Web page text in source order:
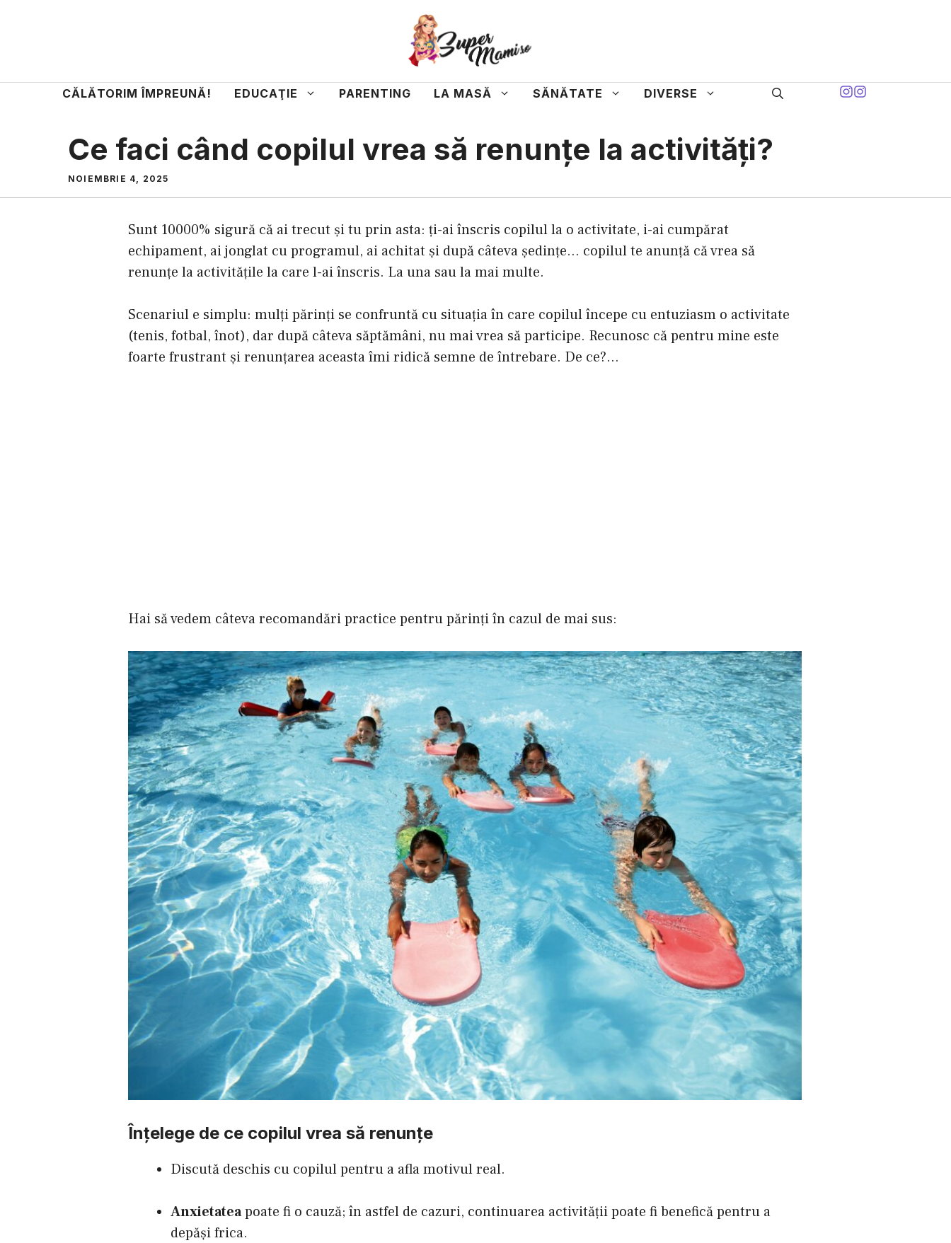
CĂLĂTORIM ÎMPREUNĂ! EDUCAŢIE PARENTING LA MASĂ SĂNĂTATE DIVERSE
Ce faci când copilul vrea să renunțe la activități?
NOIEMBRIE 4, 2025
Sunt 10000% sigură că ai trecut și tu prin asta: ți-ai înscris copilul la o activitate, i-ai cumpărat
echipament, ai jonglat cu programul, ai achitat și după câteva ședințe… copilul te anunță că vrea să
renunțe la activitățile la care l-ai înscris. La una sau la mai multe.
Scenariul e simplu: mulți părinți se confruntă cu situația în care copilul începe cu entuziasm o activitate
(tenis, fotbal, înot), dar după câteva săptămâni, nu mai vrea să participe. Recunosc că pentru mine este
foarte frustrant și renunțarea aceasta îmi ridică semne de întrebare. De ce?…
Hai să vedem câteva recomandări practice pentru părinți în cazul de mai sus:
Înțelege de ce copilul vrea să renunțe
Discută deschis cu copilul pentru a afla motivul real.
Anxietateapoate fi o cauză; în astfel de cazuri, continuarea activității poate fi benefică pentru a
depăși frica.